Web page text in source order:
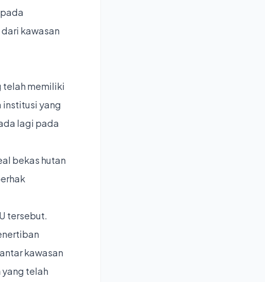
kawasan
telah memiliki
institusi yang
lagi pada
bekas hutan
tersebut.
kawasan
yang telah